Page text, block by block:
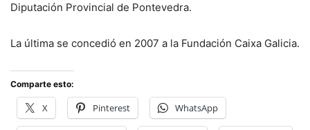
Diputación Provincial de Pontevedra.
La última se concedió en 2007 a la Fundación Caixa Galicia.
Comparte esto:
X Pinterest WhatsApp